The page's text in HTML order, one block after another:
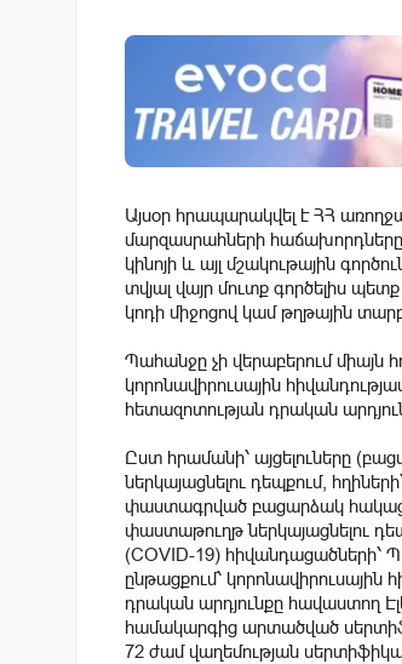
Այսօր հրապարակվել է ՀՀ
մարզասրահների
կինոյի և այլ մշակութային
տվյալ վայր մուտք գործելիս
կոդի միջոցով կամ թղթային
Պահանջը չի վերաբերում միայն
կորոնավիրուսային
հետազոտության դրական
Ըստ հրամանի՝ այցելուները
ներկայացնելու դեպքում,
փաստագրված բացարձակ
փաստաթուղթ ներկայացնելու
(COVID-19) հիվանդացածների՝
ընթացքում՝
դրական արդյունքը հավաստող
համակարգից արտածված
72 ժամ վաղեմության